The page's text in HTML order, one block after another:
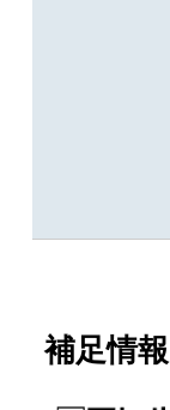
補足情報